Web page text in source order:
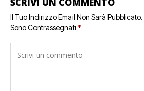
Il Tuo Indirizzo Email Non Sarà Pubblicato.
Sono Contrassegnati *